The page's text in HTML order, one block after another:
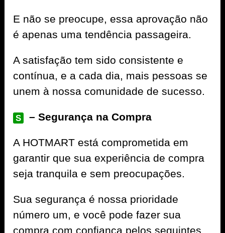
E não se preocupe, essa aprovação não
é apenas uma tendência passageira.
A satisfação tem sido consistente e
contínua, e a cada dia, mais pessoas se
unem à nossa comunidade de sucesso.
S – Segurança na Compra
A HOTMART está comprometida em
garantir que sua experiência de compra
seja tranquila e sem preocupações.
Sua segurança é nossa prioridade
número um, e você pode fazer sua
compra com confiança pelos seguintes